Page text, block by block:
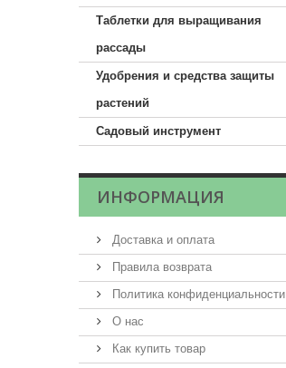
Таблетки для выращивания
рассады
Удобрения и средства защиты
растений
Садовый инструмент
ИНФОРМАЦИЯ
Доставка и оплата
Правила возврата
Политика конфиденциальности
О нас
Как купить товар